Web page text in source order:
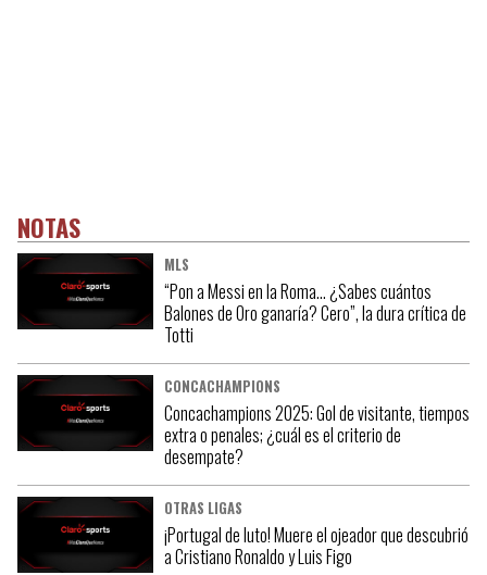
NOTAS
MLS
“Pon a Messi en la Roma… ¿Sabes cuántos
Balones de Oro ganaría? Cero”, la dura crítica de
Totti
CONCACHAMPIONS
Concachampions 2025: Gol de visitante, tiempos
extra o penales; ¿cuál es el criterio de
desempate?
OTRAS LIGAS
¡Portugal de luto! Muere el ojeador que descubrió
a Cristiano Ronaldo y Luis Figo